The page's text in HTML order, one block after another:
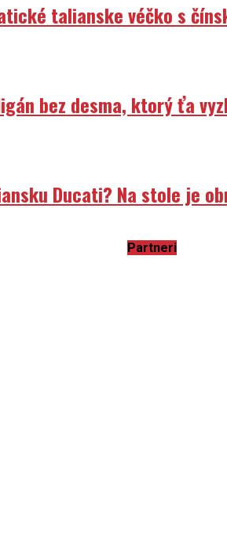
talianske véčko s
bez desma, ktorý ťa
Ducati? Na stole je
Partneri